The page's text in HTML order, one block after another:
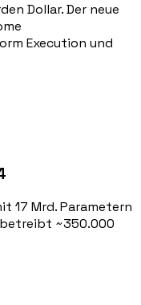
Dollar. Der neue
Execution und
17 Mrd. Parametern
betreibt ~350.000